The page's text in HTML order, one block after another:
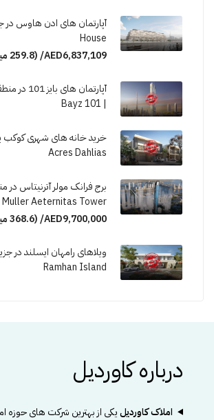
House
AED6,837,109/ (259.8 میلیارد تومان)
آپارتمان
| Bayz 101
Acres Dahlias
برج فرانک مولر آترنیتاس در
Muller Aeternitas Tower
AED9,700,000/ (368.6 میلیارد تومان)
ویلاهای رامهان ایسلند در
Ramhan Island
درباره کاوردیل
املاک کاوردیلیکی از بهترین شرکت های حوزه